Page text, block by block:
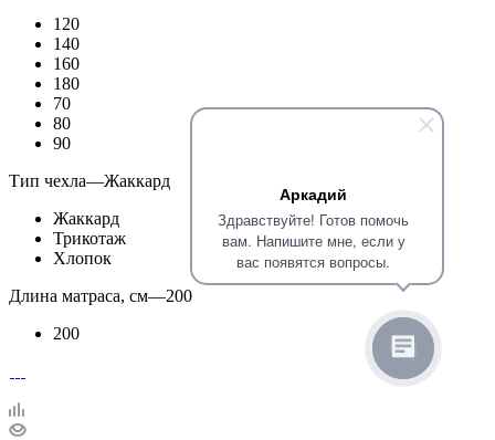
Аркадий
Здравствуйте! Готов помочь
вам. Напишите мне, если у
вас появятся вопросы.
120
140
160
180
70
80
90
Тип чехла—Жаккард
Жаккард
Трикотаж
Хлопок
Длина матраса, см—200
200